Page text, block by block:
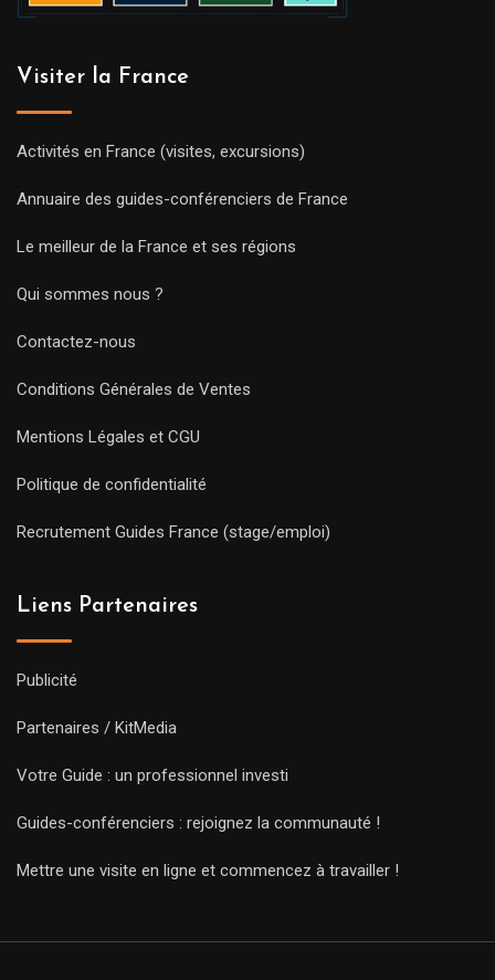
Visiter la France
Activités en France (visites, excursions)
Annuaire des guides-conférenciers de France
Le meilleur de la France et ses régions
Qui sommes nous ?
Contactez-nous
Conditions Générales de Ventes
Mentions Légales et CGU
Politique de confidentialité
Recrutement Guides France (stage/emploi)
Liens Partenaires
Publicité
Partenaires / KitMedia
Votre Guide : un professionnel investi
Guides-conférenciers : rejoignez la communauté !
Mettre une visite en ligne et commencez à travailler !